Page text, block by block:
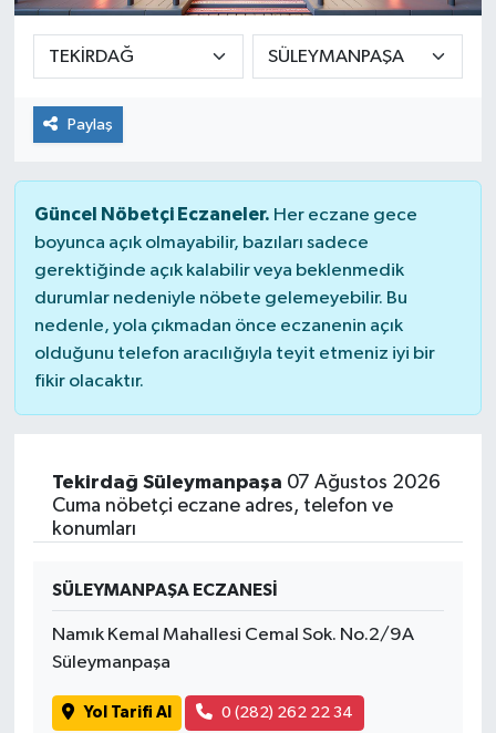
Paylaş
Güncel Nöbetçi Eczaneler. Her eczane gece
boyunca açık olmayabilir, bazıları sadece
gerektiğinde açık kalabilir veya beklenmedik
durumlar nedeniyle nöbete gelemeyebilir. Bu
nedenle, yola çıkmadan önce eczanenin açık
olduğunu telefon aracılığıyla teyit etmeniz iyi bir
fikir olacaktır.
Tekirdağ Süleymanpaşa 07 Ağustos 2026
Cuma nöbetçi eczane adres, telefon ve
konumları
SÜLEYMANPAŞA ECZANESİ
Namık Kemal Mahallesi Cemal Sok. No.2/9A
Süleymanpaşa
Yol Tarifi Al 0 (282) 262 22 34